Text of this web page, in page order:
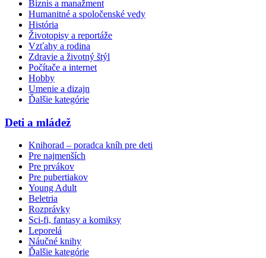
Biznis a manažment
Humanitné a spoločenské vedy
História
Životopisy a reportáže
Vzťahy a rodina
Zdravie a životný štýl
Počítače a internet
Hobby
Umenie a dizajn
Ďalšie kategórie
Deti a mládež
Knihorad – poradca kníh pre deti
Pre najmenších
Pre prvákov
Pre pubertiakov
Young Adult
Beletria
Rozprávky
Sci-fi, fantasy a komiksy
Leporelá
Náučné knihy
Ďalšie kategórie